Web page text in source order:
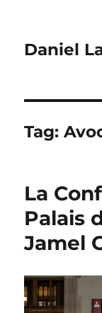
Daniel
Tag:
La
Palais
‎Jamel